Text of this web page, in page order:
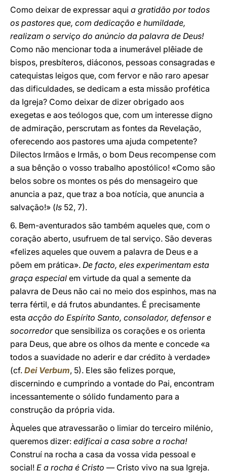
Como deixar de expressar aqui a gratidão por todos
os pastores que, com dedicação e humildade,
realizam o serviço do anúncio da palavra de Deus!
Como não mencionar toda a inumerável plêiade de
bispos, presbíteros, diáconos, pessoas consagradas e
catequistas leigos que, com fervor e não raro apesar
das dificuldades, se dedicam a esta missão profética
da Igreja? Como deixar de dizer obrigado aos
exegetas e aos teólogos que, com um interesse digno
de admiração, perscrutam as fontes da Revelação,
oferecendo aos pastores uma ajuda competente?
Dilectos Irmãos e Irmãs, o bom Deus recompense com
a sua bênção o vosso trabalho apostólico! «Como são
belos sobre os montes os pés do mensageiro que
anuncia a paz, que traz a boa notícia, que anuncia a
salvação!» (Is 52, 7).
6. Bem-aventurados são também aqueles que, com o
coração aberto, usufruem de tal serviço. São deveras
«felizes aqueles que ouvem a palavra de Deus e a
põem em prática». De facto, eles experimentam esta
graça especial em virtude da qual a semente da
palavra de Deus não cai no meio dos espinhos, mas na
terra fértil, e dá frutos abundantes. É precisamente
esta acção do Espírito Santo, consolador, defensor e
socorredorque sensibiliza os corações e os orienta
para Deus, que abre os olhos da mente e concede «a
todos a suavidade no aderir e dar crédito à verdade»
(cf. Dei Verbum, 5). Eles são felizes porque,
discernindo e cumprindo a vontade do Pai, encontram
incessantemente o sólido fundamento para a
construção da própria vida.
Àqueles que atravessarão o limiar do terceiro milénio,
queremos dizer: edificai a casa sobre a rocha!
Construí na rocha a casa da vossa vida pessoal e
social! E a rocha é Cristo ― Cristo vivo na sua Igreja.